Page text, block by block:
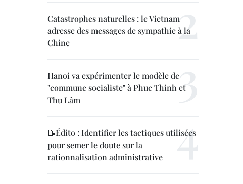
Catastrophes naturelles : le Vietnam
adresse des messages de sympathie à la
Chine
Hanoi va expérimenter le modèle de
"commune socialiste" à Phuc Thinh et
Thu Lâm
📝Édito : Identifier les tactiques utilisées
pour semer le doute sur la
rationnalisation administrative